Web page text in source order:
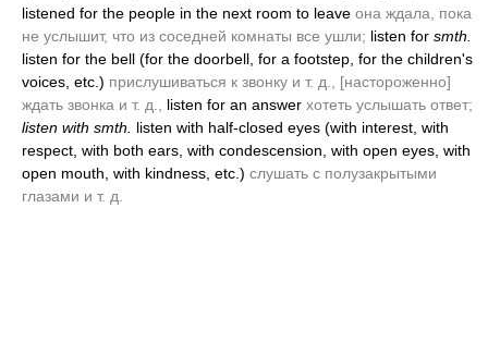
listened for the people in the next room to leave она ждала, пока
не услышит, что из соседней комнаты все ушли; listen for smth.
listen for the bell (for the doorbell, for a footstep, for the children's
voices, etc.) прислушиваться к звонку и т. д., [настороженно]
ждать звонка и т. д.,
listen for an answer хотеть услышать ответ;
listen with smth.
listen with half-closed eyes (with interest, with
respect, with both ears, with condescension, with open eyes, with
open mouth, with kindness, etc.) слушать с полузакрытыми
глазами и т. д.